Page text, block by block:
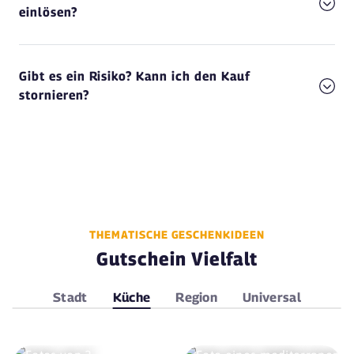
einlösen?
Gibt es ein Risiko? Kann ich den Kauf
stornieren?
THEMATISCHE GESCHENKIDEEN
Gutschein Vielfalt
Stadt Küche Region Universal